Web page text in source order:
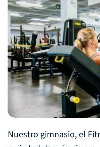
Nuestro gimnasio, el